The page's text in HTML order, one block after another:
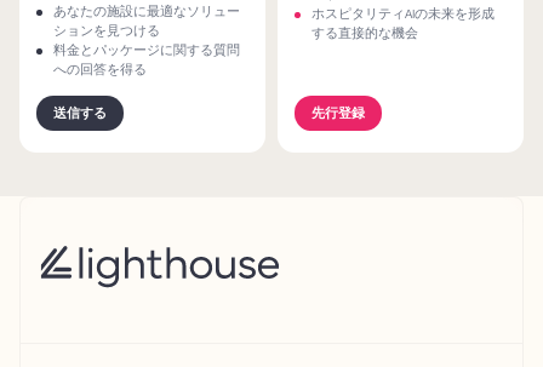
あなたの施設に最適なソリュー
ションを見つける
料金とパッケージに関する質問
への回答を得る
送信する
ホスピタリティAIの未来を形成
する直接的な機会
先行登録